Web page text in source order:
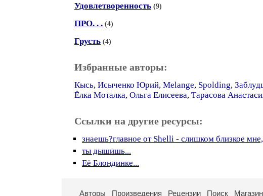
Удовлетворенность (9)
ПРО. . . (4)
Грусть (4)
Избранные авторы:
Кысь, Исыченко Юрий, Melange, Spolding,
Ёлка Моталка, Ольга Елисеева, Тарасова
Ссылки на другие ресурсы:
знаешь?главное от Shelli - слишком близкое
ты дышишь...
Её Блондинке...
Авторы Произведения Рецензии Поиск Магазин